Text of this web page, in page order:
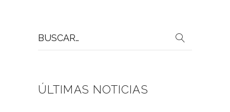
por:
ÚLTIMAS NOTICIAS